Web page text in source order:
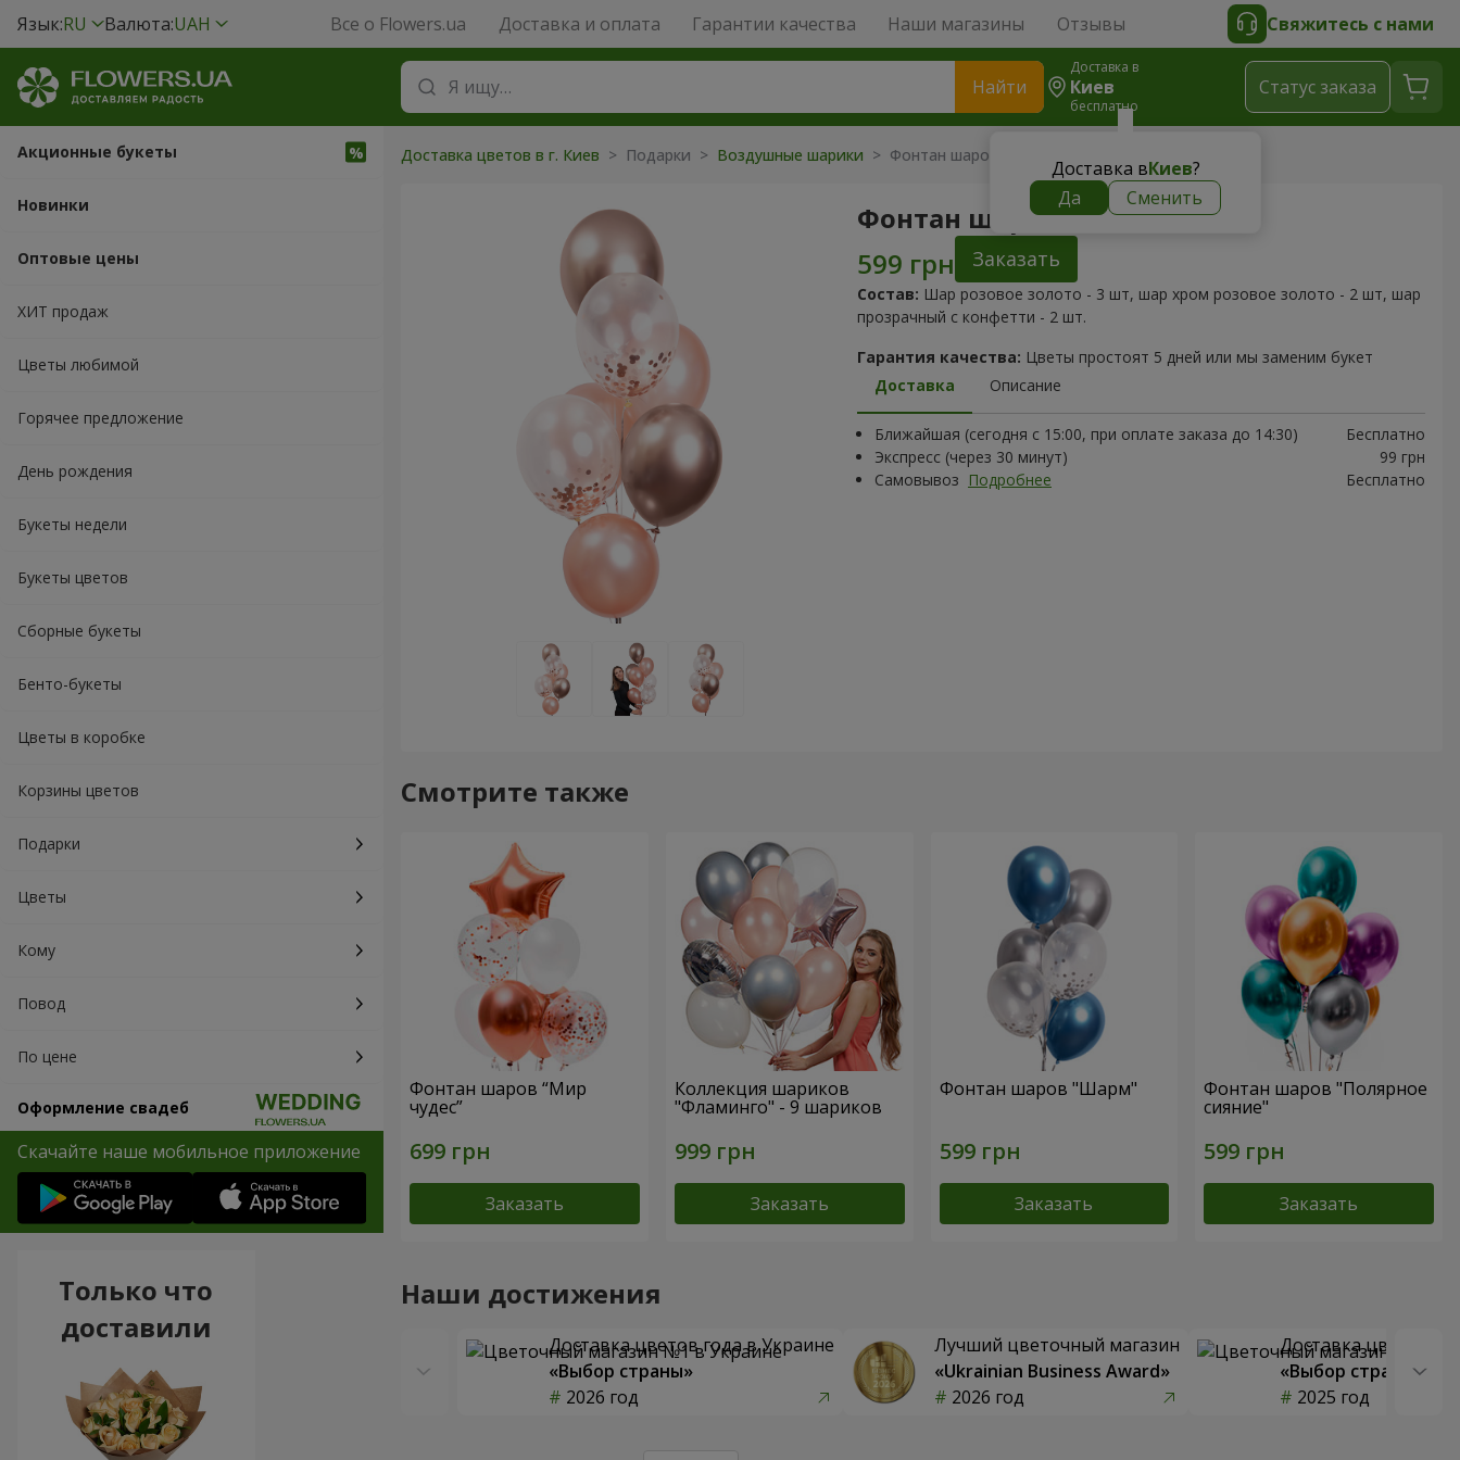
Язык:RU Валюта:UAH Все о Flowers.ua Доставка и оплата Гарантии качества Наши магазины Отзывы Свяжитесь с нами
Найти
Доставка в
Киев
бесплатно
Доставка вКиев?
Да
Сменить
Cтатус заказа
Акционные букеты
Новинки
Оптовые цены
ХИТ продаж
Цветы любимой
Горячее предложение
День рождения
Букеты недели
Букеты цветов
Сборные букеты
Бенто-букеты
Цветы в коробке
Корзины цветов
Подарки
Цветы
Кому
Повод
По цене
Оформление свадеб
Скачайте наше мобильное приложение
Доставка цветов в г. Киев > Подарки > Воздушные шарики > Фонтан шаров "Нежность"
Фонтан шаров "Нежность"
Заказать
Состав: Шар розовое золото - 3 шт, шар хром розовое золото - 2 шт, шар
прозрачный с конфетти - 2 шт.
Гарантия качества: Цветы простоят 5 дней или мы заменим букет
Доставка
Описание
Ближайшая (сегодня с 15:00, при оплате заказа до 14:30)
Бесплатно
Экспресс (через 30 минут)
99 грн
Самовывоз Подробнее Бесплатно
Смотрите также
Фонтан шаров “Мир
чудес”
Заказать
Коллекция шариков
"Фламинго" - 9 шариков
Заказать
Фонтан шаров "Шарм"
Заказать
Фонтан шаров "Полярное
сияние"
Заказать
Наши достижения
Доставка цветов года в Украине
«Выбор страны»
2026 год
Лучший цветочный магазин
«Ukrainian Business Award»
2026 год
Доставка цветов
«Выбор страны»
2025 год
Только что
доставили